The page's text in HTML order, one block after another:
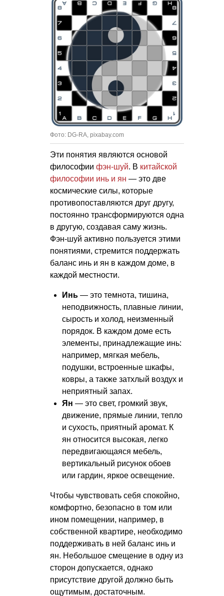
Фото: DG-RA, pixabay.com
Эти понятия являются основой
философии фэн-шуй. В китайской
философии инь и ян — это две
космические силы, которые
противопоставляются друг другу,
постоянно трансформируются одна
в другую, создавая саму жизнь.
Фэн-шуй активно пользуется этими
понятиями, стремится поддержать
баланс инь и ян в каждом доме, в
каждой местности.
Инь — это темнота, тишина,
неподвижность, плавные линии,
сырость и холод, неизменный
порядок. В каждом доме есть
элементы, принадлежащие инь:
например, мягкая мебель,
подушки, встроенные шкафы,
ковры, а также затхлый воздух и
неприятный запах.
Ян — это свет, громкий звук,
движение, прямые линии, тепло
и сухость, приятный аромат. К
ян относится высокая, легко
передвигающаяся мебель,
вертикальный рисунок обоев
или гардин, яркое освещение.
Чтобы чувствовать себя спокойно,
комфортно, безопасно в том или
ином помещении, например, в
собственной квартире, необходимо
поддерживать в ней баланс инь и
ян. Небольшое смещение в одну из
сторон допускается, однако
присутствие другой должно быть
ощутимым, достаточным.